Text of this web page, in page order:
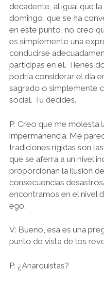
decadente, al igual que
domingo, que se ha
en este punto, no creo
es simplemente una
conducirse
participas en él. Tienes
podría considerar el día
sagrado o simplemente
social. Tu decides.
P: Creo que me molesta
impermanencia. Me
tradiciones rígidas son
que se aferra a un nivel
proporcionan la ilusión
consecuencias
encontramos en el nivel
ego.
V: Bueno, esa es una
punto de vista de los
P: ¿Anarquistas?